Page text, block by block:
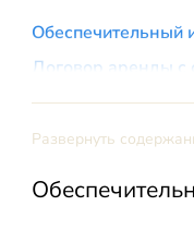
Обеспечительный
Договор аренды с
Пример
Возврат
Развернуть